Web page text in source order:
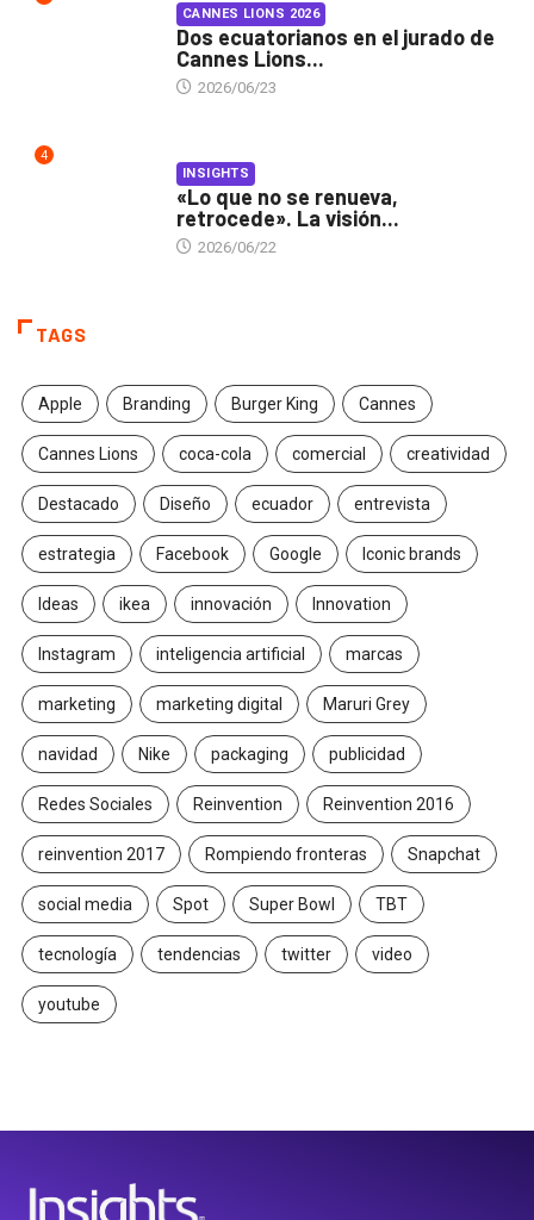
CANNES LIONS 2026
Dos ecuatorianos en el jurado de
Cannes Lions...
2026/06/23
4
INSIGHTS
«Lo que no se renueva,
retrocede». La visión...
2026/06/22
TAGS
Apple Branding Burger King Cannes
Cannes Lions coca-cola comercial creatividad
Destacado Diseño ecuador entrevista
estrategia Facebook Google Iconic brands
Ideas ikea innovación Innovation
Instagram inteligencia artificial marcas
marketing marketing digital Maruri Grey
navidad Nike packaging publicidad
Redes Sociales Reinvention Reinvention 2016
reinvention 2017 Rompiendo fronteras Snapchat
social media Spot Super Bowl TBT
tecnología tendencias twitter video
youtube